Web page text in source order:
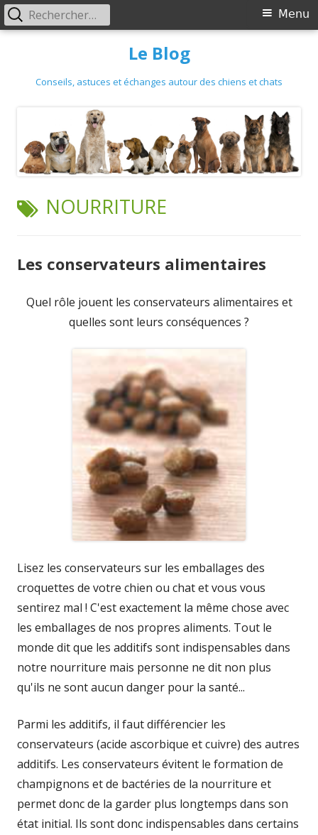
content
Le Blog
Conseils, astuces et échanges autour des chiens et chats
Primary
Menu
Menu
Rechercher :
TAG:
NOURRITURE
Les conservateurs alimentaires
Quel rôle jouent les conservateurs alimentaires et
quelles sont leurs conséquences ?
Lisez les conservateurs sur les emballages des
croquettes de votre chien ou chat et vous vous
sentirez mal ! C'est exactement la même chose avec
les emballages de nos propres aliments. Tout le
monde dit que les additifs sont indispensables dans
notre nourriture mais personne ne dit non plus
qu'ils ne sont aucun danger pour la santé...
Parmi les additifs, il faut différencier les
conservateurs (acide ascorbique et cuivre) des autres
additifs. Les conservateurs évitent le formation de
champignons et de bactéries de la nourriture et
permet donc de la garder plus longtemps dans son
état initial. Ils sont donc indispensables dans certains